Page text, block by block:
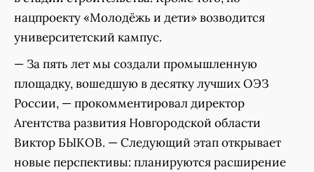
нацпроекту «Молодёжь и дети» возводится
университетский кампус.
— За пять лет мы создали промышленную
площадку, вошедшую в десятку лучших ОЭЗ
России, — прокомментировал директор
Агентства развития Новгородской области
Виктор БЫКОВ. — Следующий этап открывает
новые перспективы: планируются расширение